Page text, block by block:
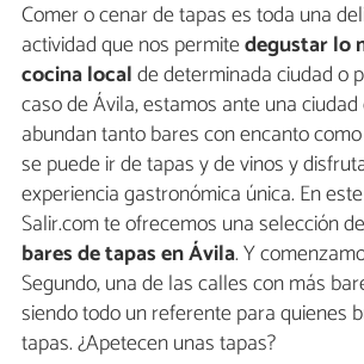
Comer o cenar de tapas es toda una
actividad que nos permitedegustar lo
cocina localde determinada ciudad o
caso de Ávila, estamos ante una
abundan tanto bares con encanto
se puede ir de tapas y de vinos y
experiencia gastronómica única. En
Salir.com te ofrecemos una selección de
bares de tapas en Ávila. Y
Segundo, una de las calles con más
siendo todo un referente para quienes
tapas. ¿Apetecen unas tapas?